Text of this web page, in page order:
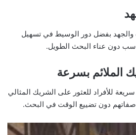
والجهد بفضل دور الوسيط في تسهيل
دون عناء البحث الطويل.
الملائم بسرعة
للأفراد للعثور على الشريك المثالي
دون تضييع الوقت في البحث.